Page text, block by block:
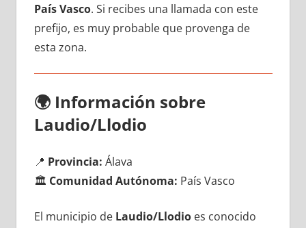
País Vasco. Si recibes una llamada сοn еstе
prefijo, es muy probable quе provenga dе
esta zona.
🌍 Información sobre
Laudio/Llodio
📍 Provincia: Álava
🏛️ Comunidad Autónoma: País Vasco
El municipio dе Laudio/Llodioes conocido